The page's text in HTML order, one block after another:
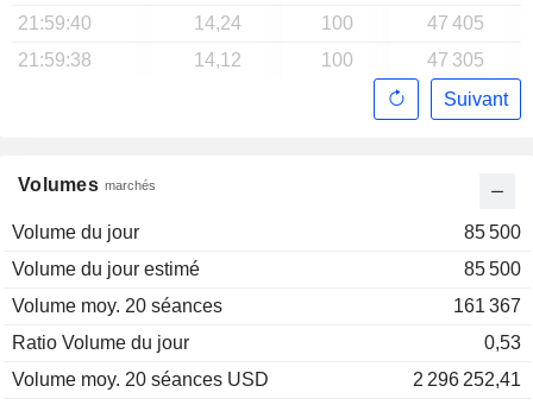
Volumes marchés
Volume du jour
85 500
Volume du jour estimé
85 500
Volume moy. 20 séances
161 367
Ratio Volume du jour
0,53
Volume moy. 20 séances USD
2 296 252,41
21:59:40
14,24 100
47 405
21:59:38
14,12 100
47 305
Suivant